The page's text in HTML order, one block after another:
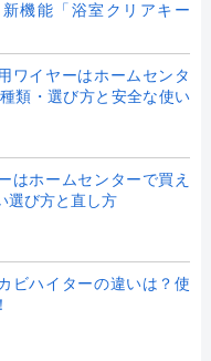
機能「浴室クリアキー
ワイヤーはホームセンタ
類・選び方と安全な使い
はホームセンターで買え
選び方と直し方
ビハイターの違いは？使